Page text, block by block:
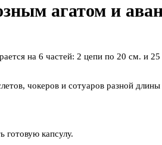
агатом и
на 6 частей: 2 цепи по 20 см. и
чокеров и сотуаров разной
готовую капсулу.